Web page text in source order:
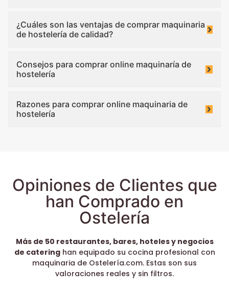
¿Cuáles son las ventajas de comprar maquinaria
de hostelería de calidad?
Consejos para comprar online maquinaría de
hostelería
Razones para comprar online maquinaria de
hostelería
Opiniones de Clientes que
han Comprado en
Ostelería
Más de 50 restaurantes, bares, hoteles y negocios
de cateringhan equipado su cocina profesional con
maquinaria de Ostelería.com. Estas son sus
valoraciones reales y sin filtros.